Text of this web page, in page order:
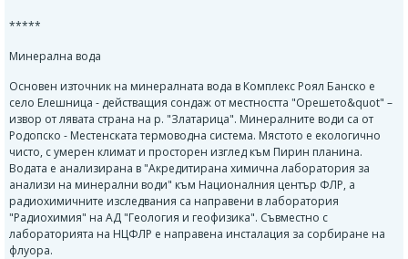
*****
Минерална вода
Основен източник на минералната вода в Комплекс Роял Банско е
село Елешница - действащия сондаж от местността "Орешето&quot" –
извор от лявата страна на р. "Златарица". Минералните води са от
Родопско - Местенската термоводна система. Мястото е екологично
чисто, с умерен климат и просторен изглед към Пирин планина.
Водата е анализирана в "Акредитирана химична лаборатория за
анализи на минерални води" към Националния център ФЛР, а
радиохимичните изследвания са направени в лаборатория
"Радиохимия" на АД "Геология и геофизика". Съвместно с
лабораторията на НЦФЛР е направена инсталация за сорбиране на
флуора.